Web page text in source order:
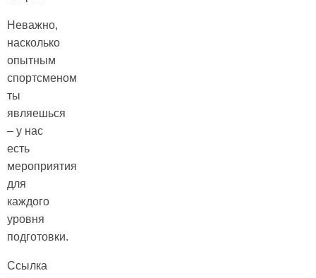
Неважно,
насколько
опытным
спортсменом
ты
являешься
– у нас
есть
мероприятия
для
каждого
уровня
подготовки.
Ссылка